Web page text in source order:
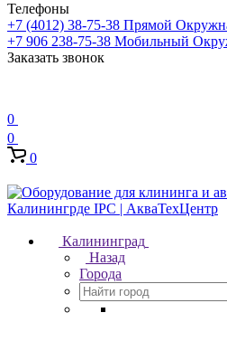
Телефоны
+7 (4012) 38-75-38 Прямой
+7 906 238-75-38 Мобильный
Заказать звонок
0
0
0
Калининград
Назад
Города